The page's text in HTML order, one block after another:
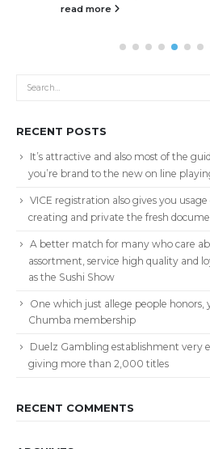
read more
RECENT POSTS
It’s attractive and also most of the
you’re brand to the new on line
VICE registration also gives you
creating and private the fresh
A better match for many who care
assortment, service high quality and
as the Sushi Show
One which just allege people
Chumba membership
Duelz Gambling establishment very
giving more than 2,000 titles
RECENT COMMENTS